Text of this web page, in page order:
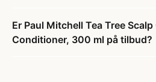
Er Paul Mitchell Tea Tree
Conditioner, 300 ml på tilbud?